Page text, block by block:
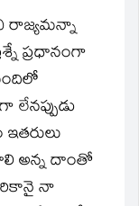
రాజ్యమన్నా
ప్రధానంగా
లేనప్పుడు
అన్న దాంతో
నా